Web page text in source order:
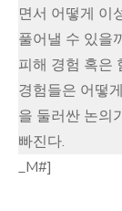
면서 어떻게 이
풀어낼 수 있을
피해 경험 혹은
경험들은 어떻
을 둘러싼 논의
빠진다.
_M#]